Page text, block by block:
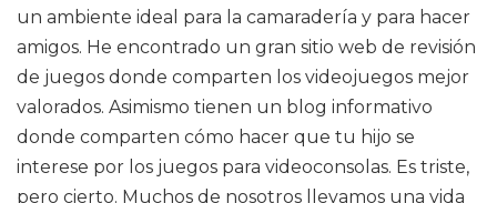
un ambiente ideal para la camaradería y para hacer
amigos. He encontrado un gran sitio web de revisión
de juegos donde comparten los videojuegos mejor
valorados. Asimismo tienen un blog informativo
donde comparten cómo hacer que tu hijo se
interese por los juegos para videoconsolas. Es triste,
pero cierto. Muchos de nosotros llevamos una vida